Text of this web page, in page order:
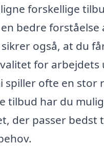
forskellige
bedre forståelse
også, at du
for arbejdets
spiller ofte en stor
tilbud har du
der passer bedst